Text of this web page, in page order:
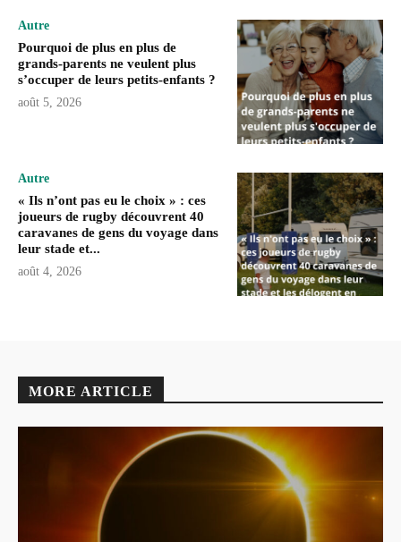
Autre
Pourquoi de plus en plus de
grands-parents ne veulent plus
s’occuper de leurs petits-enfants ?
août 5, 2026
Autre
« Ils n’ont pas eu le choix » : ces
joueurs de rugby découvrent 40
caravanes de gens du voyage dans
leur stade et...
août 4, 2026
MORE ARTICLE